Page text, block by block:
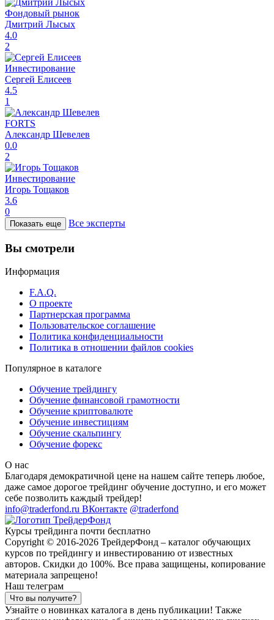
Фондовый рынок
Дмитрий Лысых
4.0
2
Инвестирование
Сергей Елисеев
4.5
1
FORTS
Александр Шевелев
0.0
2
Инвестирование
Игорь Тощаков
3.6
0
Показать еще Все эксперты
Вы смотрели
Информация
F.A.Q.
О проекте
Партнерская программа
Пользовательское соглашение
Политика конфиденциальности
Политика в отношении файлов cookies
Популярное в каталоге
Обучение трейдингу
Обучение финансовой грамотности
Обучение криптовалюте
Обучение инвестициям
Обучение скальпингу
Обучение форекс
О нас
Благодаря демократичной цене на нашем сайте теперь любое,
даже самое дорогое трейдинг обучение доступно, и его может
себе позволить каждый трейдер!
info@traderfond.ru ВКонтакте @traderfond
Курсы трейдинга почти бесплатно
Copyright © 2016-2026 ТрейдерФонд – каталог обучающих
курсов по трейдингу и инвестированию от известных
авторов. Скидки до 100%. Все права защищены, копирование
материала запрещено!
Наш телеграм
Что вы получите?
Узнайте о новинках каталога в день публикации! Также